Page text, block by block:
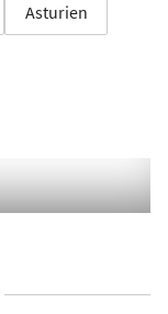
Asturien